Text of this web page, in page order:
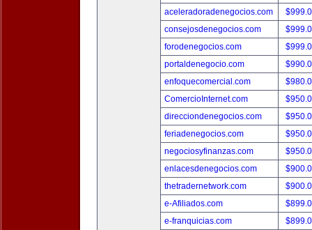
aceleradoradenegocios.com
consejosdenegocios.com
forodenegocios.com
portaldenegocio.com
enfoquecomercial.com
ComercioInternet.com
direcciondenegocios.com
feriadenegocios.com
negociosyfinanzas.com
enlacesdenegocios.com
thetradernetwork.com
e-Afiliados.com
e-franquicias.com